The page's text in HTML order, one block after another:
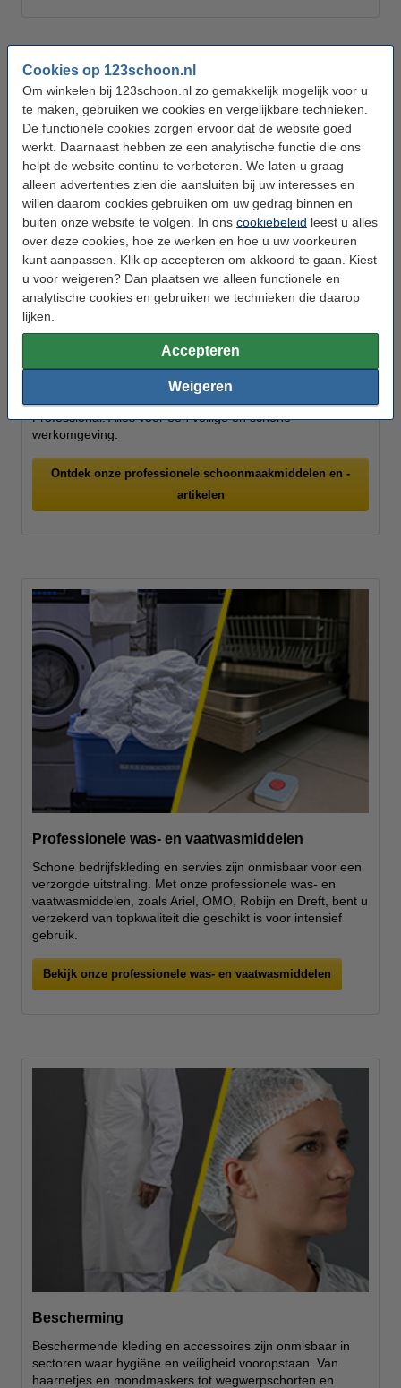
Cookies op 123schoon.nl
Om winkelen bij 123schoon.nl zo gemakkelijk mogelijk voor u
te maken, gebruiken we cookies en vergelijkbare technieken.
De functionele cookies zorgen ervoor dat de website goed
werkt. Daarnaast hebben ze een analytische functie die ons
helpt de website continu te verbeteren. We laten u graag
alleen advertenties zien die aansluiten bij uw interesses en
willen daarom cookies gebruiken om uw gedrag binnen en
buiten onze website te volgen. In ons cookiebeleid leest u alles
over deze cookies, hoe ze werken en hoe u uw voorkeuren
kunt aanpassen. Klik op accepteren om akkoord te gaan. Kiest
u voor weigeren? Dan plaatsen we alleen functionele en
analytische cookies en gebruiken we technieken die daarop
lijken.
Accepteren
Weigeren
Professionele schoonmaakmiddelen & -artikelen
Voor elke schoonmaakuitdaging is er een professionele
oplossing. Denk aan krachtige reinigers, ontvetters en
vlekverwijderaars, gecombineerd met betrouwbare
Professional. Alles voor een veilige en schone
werkomgeving.
Ontdek onze professionele schoonmaakmiddelen en -
artikelen
Professionele was- en vaatwasmiddelen
Schone bedrijfskleding en servies zijn onmisbaar voor een
verzorgde uitstraling. Met onze professionele was- en
vaatwasmiddelen, zoals Ariel, OMO, Robijn en Dreft, bent u
verzekerd van topkwaliteit die geschikt is voor intensief
gebruik.
Bekijk onze professionele was- en vaatwasmiddelen
Bescherming
Beschermende kleding en accessoires zijn onmisbaar in
sectoren waar hygiëne en veiligheid vooropstaan. Van
haarnetjes en mondmaskers tot wegwerpschorten en